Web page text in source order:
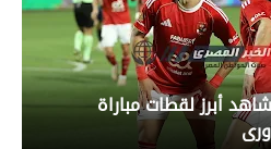
أبرز لقطات مباراة